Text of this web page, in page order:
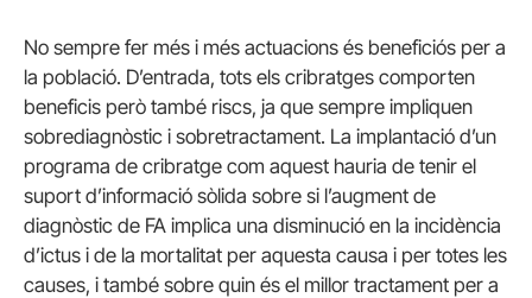
No sempre fer més i més actuacions és beneficiós per a
la població. D’entrada, tots els cribratges comporten
beneficis però també riscs, ja que sempre impliquen
sobrediagnòstic i sobretractament. La implantació d’un
programa de cribratge com aquest hauria de tenir el
suport d’informació sòlida sobre si l’augment de
diagnòstic de FA implica una disminució en la incidència
d’ictus i de la mortalitat per aquesta causa i per totes les
causes, i també sobre quin és el millor tractament per a